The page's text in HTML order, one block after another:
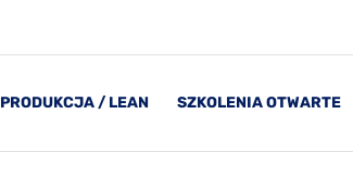
PRODUKCJA / LEAN SZKOLENIA OTWARTE